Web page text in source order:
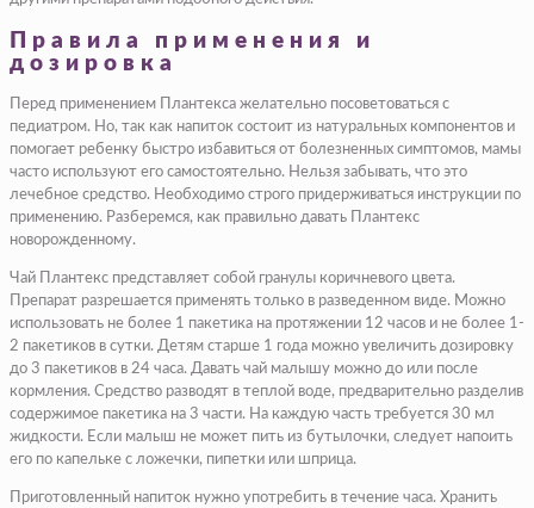
Правила применения и
дозировка
Перед применением Плантекса желательно посоветоваться с
педиатром. Но, так как напиток состоит из натуральных компонентов и
помогает ребенку быстро избавиться от болезненных симптомов, мамы
часто используют его самостоятельно. Нельзя забывать, что это
лечебное средство. Необходимо строго придерживаться инструкции по
применению. Разберемся, как правильно давать Плантекс
новорожденному.
Чай Плантекс представляет собой гранулы коричневого цвета.
Препарат разрешается применять только в разведенном виде. Можно
использовать не более 1 пакетика на протяжении 12 часов и не более 1-
2 пакетиков в сутки. Детям старше 1 года можно увеличить дозировку
до 3 пакетиков в 24 часа. Давать чай малышу можно до или после
кормления. Средство разводят в теплой воде, предварительно разделив
содержимое пакетика на 3 части. На каждую часть требуется 30 мл
жидкости. Если малыш не может пить из бутылочки, следует напоить
его по капельке с ложечки, пипетки или шприца.
Приготовленный напиток нужно употребить в течение часа. Хранить